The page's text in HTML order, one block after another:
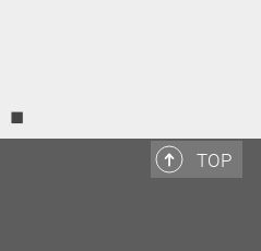
◼
TOP